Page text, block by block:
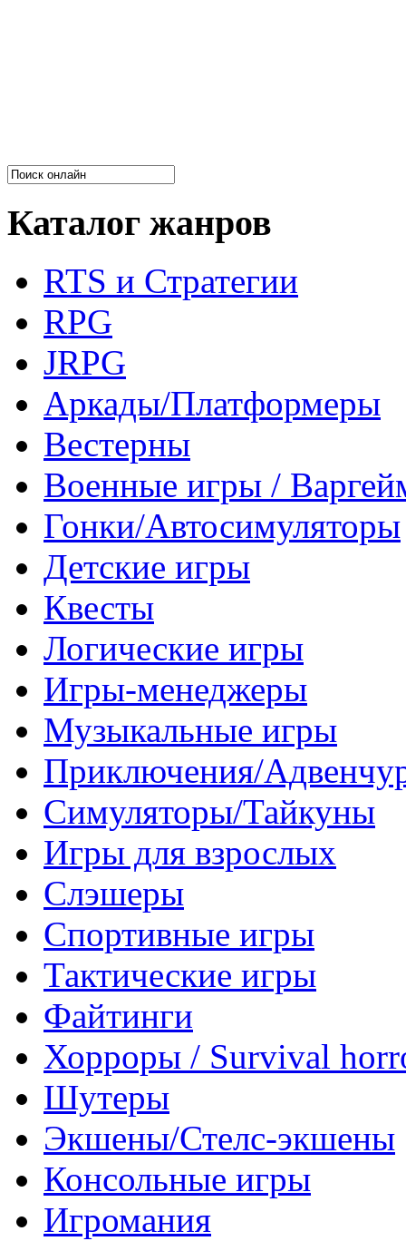
Каталог жанров
RTS и Стратегии
RPG
JRPG
Аркады/Платформеры
Вестерны
Военные игры /
Гонки/Автосимуляторы
Детские игры
Квесты
Логические игры
Игры-менеджеры
Музыкальные игры
Приключения/
Симуляторы/Тайкуны
Игры для взрослых
Слэшеры
Спортивные игры
Тактические игры
Файтинги
Хорроры / Survival
Шутеры
Экшены/Стелс-экшены
Консольные игры
Игромания